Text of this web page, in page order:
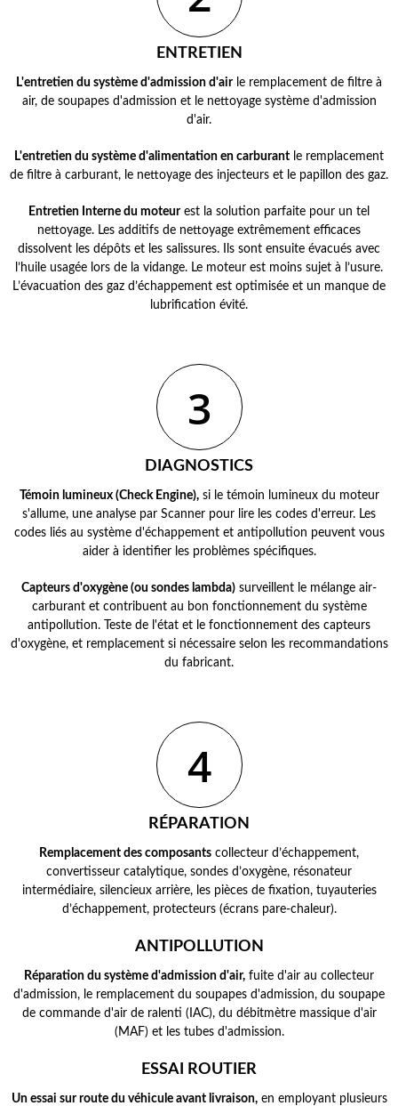
ENTRETIEN
L'entretien du système d'admission d'airle remplacement de filtre à
air, de soupapes d'admission et le nettoyage système d'admission
d'air.
L'entretien du système d'alimentation en carburant le remplacement
de filtre à carburant, le nettoyage des injecteurs et le papillon des gaz.
Entretien Interne du moteurest la solution parfaite pour un tel
nettoyage. Les additifs de nettoyage extrêmement efficaces
dissolvent les dépôts et les salissures. Ils sont ensuite évacués avec
l’huile usagée lors de la vidange. Le moteur est moins sujet à l’usure.
L’évacuation des gaz d’échappement est optimisée et un manque de
lubrification évité.
3
DIAGNOSTICS
Témoin lumineux (Check Engine),si le témoin lumineux du moteur
s'allume, une analyse par Scanner pour lire les codes d'erreur. Les
codes liés au système d'échappement et antipollution peuvent vous
aider à identifier les problèmes spécifiques.
Capteurs d'oxygène (ou sondes lambda) surveillent le mélange air-
carburant et contribuent au bon fonctionnement du système
antipollution. Teste de l'état et le fonctionnement des capteurs
d'oxygène, et remplacement si nécessaire selon les recommandations
du fabricant.
4
RÉPARATION
Remplacement des composants collecteur d’échappement,
convertisseur catalytique, sondes d’oxygène, résonateur
intermédiaire, silencieux arrière, les pièces de fixation, tuyauteries
d’échappement, protecteurs (écrans pare-chaleur).
ANTIPOLLUTION
Réparation du système d'admission d'air, fuite d'air au collecteur
d'admission, le remplacement du soupapes d'admission, du soupape
de commande d'air de ralenti (IAC), du débitmètre massique d'air
(MAF) et les tubes d'admission.
ESSAI ROUTIER
Un essai sur route du véhicule avant livraison,en employant plusieurs